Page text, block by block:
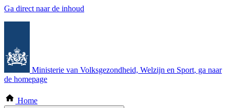
Ga direct naar de inhoud
Ministerie van Volksgezondheid, Welzijn en Sport, ga naar
de homepage
Home